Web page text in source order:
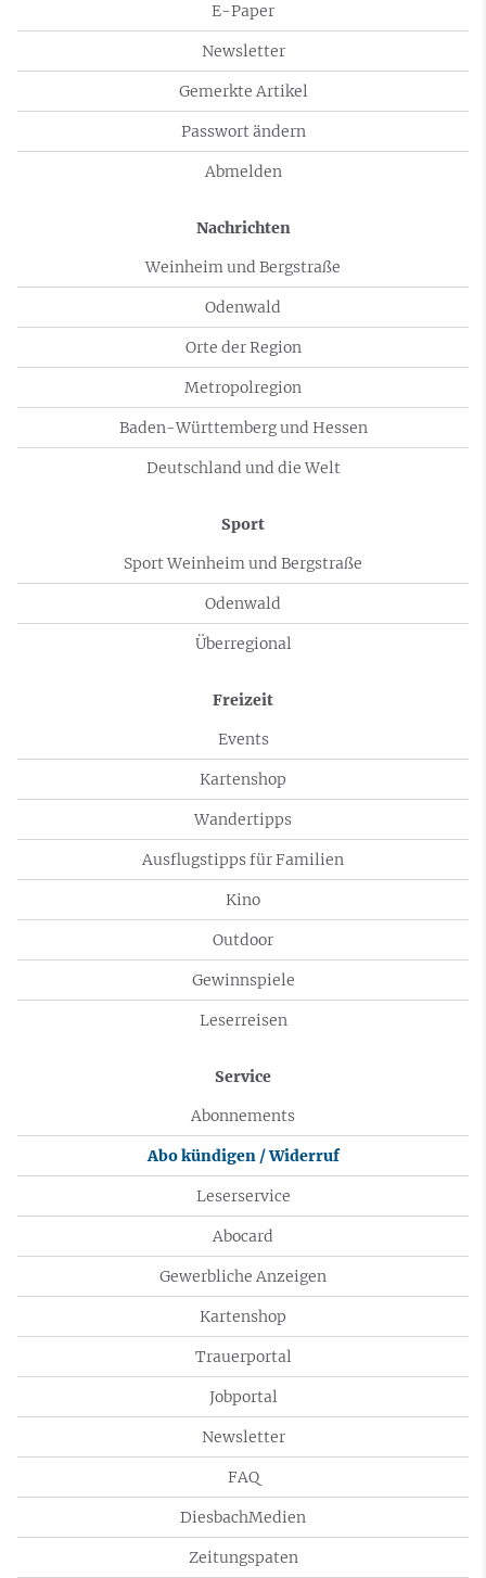
E-Paper
Newsletter
Gemerkte Artikel
Passwort ändern
Abmelden
Nachrichten
Weinheim und Bergstraße
Odenwald
Orte der Region
Metropolregion
Baden-Württemberg und Hessen
Deutschland und die Welt
Sport
Sport Weinheim und Bergstraße
Odenwald
Überregional
Freizeit
Events
Kartenshop
Wandertipps
Ausflugstipps für Familien
Kino
Outdoor
Gewinnspiele
Leserreisen
Service
Abonnements
Abo kündigen / Widerruf
Leserservice
Abocard
Gewerbliche Anzeigen
Kartenshop
Trauerportal
Jobportal
Newsletter
FAQ
DiesbachMedien
Zeitungspaten